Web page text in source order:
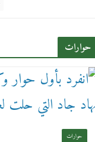
حوارات
حوارات